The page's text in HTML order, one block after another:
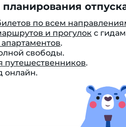
по всем
и прогулок с
.
свободы.
путешественников.
онлайн.